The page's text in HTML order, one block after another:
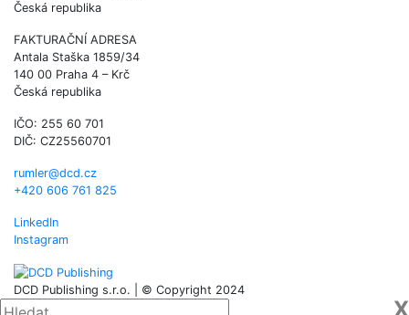
Česká republika
FAKTURAČNÍ ADRESA
Antala Staška 1859/34
140 00 Praha 4 – Krč
Česká republika
IČO: 255 60 701
DIČ: CZ25560701
rumler@dcd.cz
+420 606 761 825
LinkedIn
Instagram
DCD Publishing s.r.o. | © Copyright 2024
X